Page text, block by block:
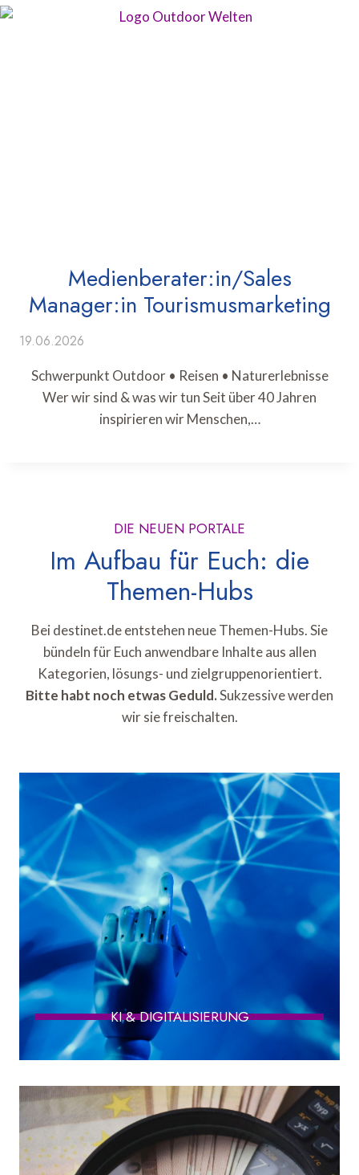
Medienberater:in/Sales
Manager:in Tourismusmarketing
19.06.2026
Schwerpunkt Outdoor • Reisen • Naturerlebnisse
Wer wir sind & was wir tun Seit über 40 Jahren
inspirieren wir Menschen,…
DIE NEUEN PORTALE
Im Aufbau für Euch: die
Themen-Hubs
Bei destinet.de entstehen neue Themen-Hubs. Sie
bündeln für Euch anwendbare Inhalte aus allen
Kategorien, lösungs- und zielgruppenorientiert.
Bitte habt noch etwas Geduld.Sukzessive werden
wir sie freischalten.
KI & DIGITALISIERUNG